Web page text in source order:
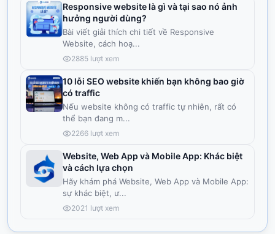
Responsive website là gì và tại sao nó ảnh
hưởng người dùng?
Bài viết giải thích chi tiết về Responsive
Website, cách hoạ...
2885 lượt xem
10 lỗi SEO website khiến bạn không bao giờ
có traffic
Nếu website không có traffic tự nhiên, rất có
thể bạn đang m...
2266 lượt xem
Website, Web App và Mobile App: Khác biệt
và cách lựa chọn
Hãy khám phá Website, Web App và Mobile App:
sự khác biệt, ư...
2021 lượt xem